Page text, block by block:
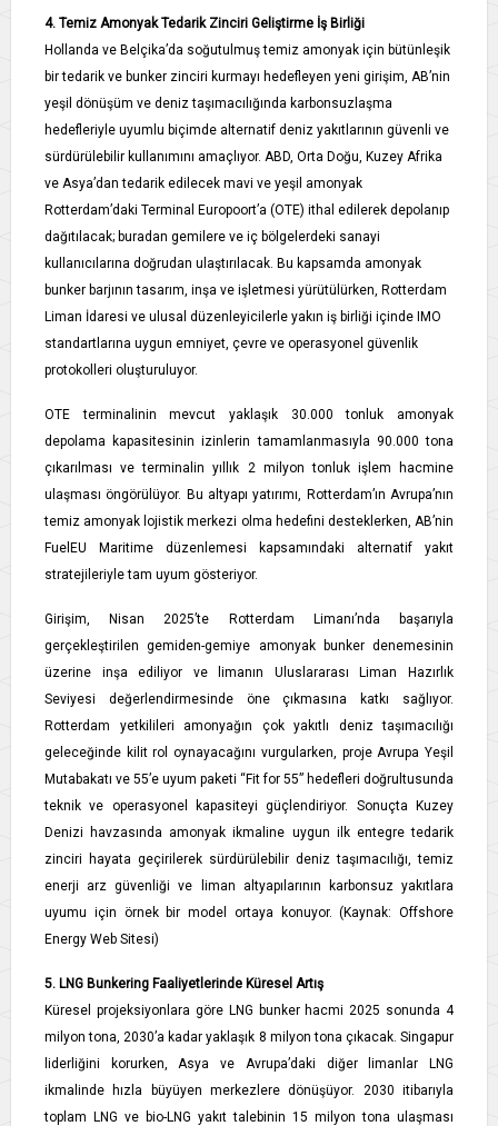
4. Temiz Amonyak Tedarik Zinciri Geliştirme İş Birliği
Hollanda ve Belçika’da soğutulmuş temiz amonyak için bütünleşik
bir tedarik ve bunker zinciri kurmayı hedefleyen yeni girişim, AB’nin
yeşil dönüşüm ve deniz taşımacılığında karbonsuzlaşma
hedefleriyle uyumlu biçimde alternatif deniz yakıtlarının güvenli ve
sürdürülebilir kullanımını amaçlıyor. ABD, Orta Doğu, Kuzey Afrika
ve Asya’dan tedarik edilecek mavi ve yeşil amonyak
Rotterdam’daki Terminal Europoort’a (OTE) ithal edilerek depolanıp
dağıtılacak; buradan gemilere ve iç bölgelerdeki sanayi
kullanıcılarına doğrudan ulaştırılacak. Bu kapsamda amonyak
bunker barjının tasarım, inşa ve işletmesi yürütülürken, Rotterdam
Liman İdaresi ve ulusal düzenleyicilerle yakın iş birliği içinde IMO
standartlarına uygun emniyet, çevre ve operasyonel güvenlik
protokolleri oluşturuluyor.
OTE terminalinin mevcut yaklaşık 30.000 tonluk amonyak
depolama kapasitesinin izinlerin tamamlanmasıyla 90.000 tona
çıkarılması ve terminalin yıllık 2 milyon tonluk işlem hacmine
ulaşması öngörülüyor. Bu altyapı yatırımı, Rotterdam’ın Avrupa’nın
temiz amonyak lojistik merkezi olma hedefini desteklerken, AB’nin
FuelEU Maritime düzenlemesi kapsamındaki alternatif yakıt
stratejileriyle tam uyum gösteriyor.
Girişim, Nisan 2025’te Rotterdam Limanı’nda başarıyla
gerçekleştirilen gemiden-gemiye amonyak bunker denemesinin
üzerine inşa ediliyor ve limanın Uluslararası Liman Hazırlık
Seviyesi değerlendirmesinde öne çıkmasına katkı sağlıyor.
Rotterdam yetkilileri amonyağın çok yakıtlı deniz taşımacılığı
geleceğinde kilit rol oynayacağını vurgularken, proje Avrupa Yeşil
Mutabakatı ve 55’e uyum paketi “Fit for 55” hedefleri doğrultusunda
teknik ve operasyonel kapasiteyi güçlendiriyor. Sonuçta Kuzey
Denizi havzasında amonyak ikmaline uygun ilk entegre tedarik
zinciri hayata geçirilerek sürdürülebilir deniz taşımacılığı, temiz
enerji arz güvenliği ve liman altyapılarının karbonsuz yakıtlara
uyumu için örnek bir model ortaya konuyor. (Kaynak: Offshore
Energy Web Sitesi)
5. LNG Bunkering Faaliyetlerinde Küresel Artış
Küresel projeksiyonlara göre LNG bunker hacmi 2025 sonunda 4
milyon tona, 2030’a kadar yaklaşık 8 milyon tona çıkacak. Singapur
liderliğini korurken, Asya ve Avrupa’daki diğer limanlar LNG
ikmalinde hızla büyüyen merkezlere dönüşüyor. 2030 itibarıyla
toplam LNG ve bio-LNG yakıt talebinin 15 milyon tona ulaşması